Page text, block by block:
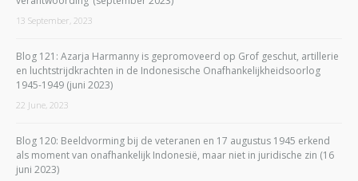
13 September, 2023
Blog 121: Azarja Harmanny is gepromoveerd op Grof geschut, artillerie
en luchtstrijdkrachten in de Indonesische Onafhankelijkheidsoorlog
1945-1949 (juni 2023)
22 June, 2023
Blog 120: Beeldvorming bij de veteranen en 17 augustus 1945 erkend
als moment van onafhankelijk Indonesië, maar niet in juridische zin (16
juni 2023)